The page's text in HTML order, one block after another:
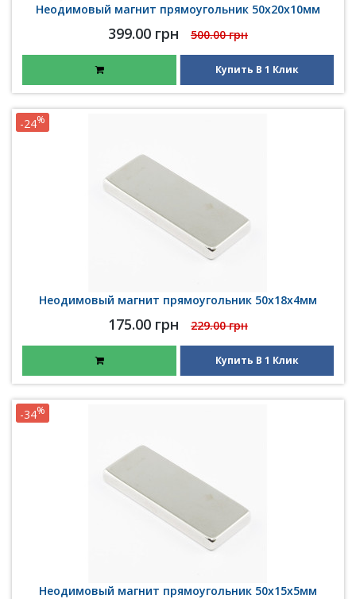
Неодимовый магнит прямоугольник 50х20х10мм
399.00 грн 500.00 грн
Купить В 1 Клик
Неодимовый магнит прямоугольник 50х18х4мм
175.00 грн 229.00 грн
-24%
Купить В 1 Клик
Неодимовый магнит прямоугольник 50х15х5мм
-34%